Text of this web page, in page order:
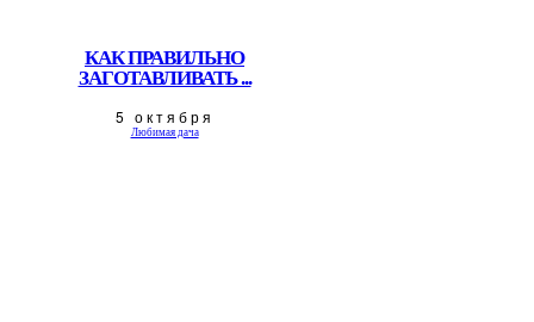
КАК ПРАВИЛЬНО
ЗАГОТАВЛИВАТЬ ...
5 октября
Любимая дача